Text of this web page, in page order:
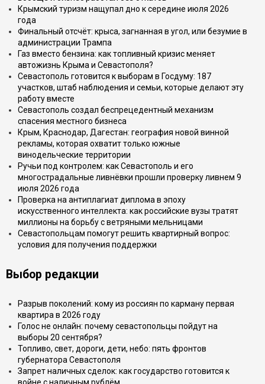
Крымский туризм нащупал дно к середине июля 2026
года
Финальный отсчёт: крыса, загнанная в угол, или безумие в
администрации Трампа
Газ вместо бензина: как топливный кризис меняет
автожизнь Крыма и Севастополя?
Севастополь готовится к выборам в Госдуму: 187
участков, штаб наблюдения и семьи, которые делают эту
работу вместе
Севастополь создал беспрецедентный механизм
спасения местного бизнеса
Крым, Краснодар, Дагестан: география новой винной
рекламы, которая охватит только южные
винодельческие территории
Ручьи под контролем: как Севастополь и его
многострадальные ливнёвки прошли проверку ливнем 9
июля 2026 года
Проверка на антиплагиат диплома в эпоху
искусственного интеллекта: как российские вузы тратят
миллионы на борьбу с ветряными мельницами
Севастопольцам помогут решить квартирный вопрос:
условия для получения поддержки
Выбор редакции
Разрыв поколений: кому из россиян по карману первая
квартира в 2026 году
Голос не онлайн: почему севастопольцы пойдут на
выборы 20 сентября?
Топливо, свет, дороги, дети, небо: пять фронтов
губернатора Севастополя
Запрет наличных сделок: как государство готовится к